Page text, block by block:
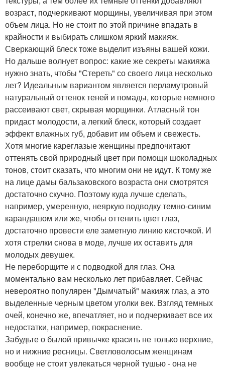
возраст, подчеркивают морщины, увеличивая при этом
объем лица. Но не стоит по этой причине впадать в
крайности и выбирать слишком яркий макияж.
Сверкающий блеск тоже выделит изъяны вашей кожи.
Но дальше волнует вопрос: какие же секреты макияжа
нужно знать, чтобы "Стереть" со своего лица несколько
лет? Идеальным вариантом является перламутровый
натуральный оттенок теней и помады, которые немного
рассеивают свет, скрывая морщинки. Атласный тон
придаст молодости, а легкий блеск, который создает
эффект влажных губ, добавит им объем и свежесть.
Хотя многие кареглазые женщины предпочитают
оттенять свой природный цвет при помощи шоколадных
тонов, стоит сказать, что многим они не идут. К тому же
на лице дамы бальзаковского возраста они смотрятся
достаточно скучно. Поэтому куда лучше сделать,
например, умеренную, неяркую подводку темно-синим
карандашом или же, чтобы оттенить цвет глаз,
достаточно провести еле заметную линию кисточкой. И
хотя стрелки снова в моде, лучше их оставить для
молодых девушек.
Не переборщите и с подводкой для глаз. Она
моментально вам несколько лет прибавляет. Сейчас
невероятно популярен "Дымчатый" макияж глаз, а это
выделенные черным цветом уголки век. Взгляд темных
очей, конечно же, впечатляет, но и подчеркивает все их
недостатки, например, покраснение.
Забудьте о былой привычке красить не только верхние,
но и нижние ресницы. Светловолосым женщинам
вообще не стоит увлекаться черной тушью - она не